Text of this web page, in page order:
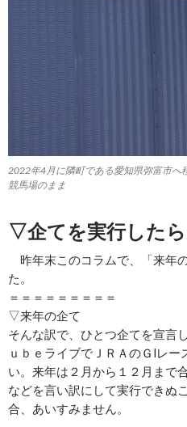
2022年4月に隣町である愛知県弥富市へ
競馬場のまま
▽企てを実行した
昨年末このコラムで、「来年
た。
＝＝＝＝＝＝＝＝＝
▽来年の企て
そんな訳で、ひとつ企てを宣言
ｕｂｅライブでＪＲＡのＧⅠレ
い。来年は２月から１２月まで
などを言い訳にして実行できぬ
合、あいすみません。